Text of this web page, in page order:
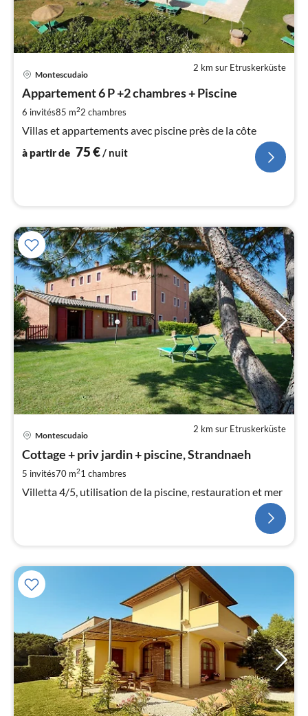
2 km sur Etruskerküste
Montescudaio
Appartement 6 P +2 chambres + Piscine
6 invités85 m22 chambres
Villas et appartements avec piscine près de la côte
à partir de 75€/ nuit
2 km sur Etruskerküste
Montescudaio
Cottage + priv jardin + piscine, Strandnaeh
5 invités70 m21 chambres
Villetta 4/5, utilisation de la piscine, restauration et mer